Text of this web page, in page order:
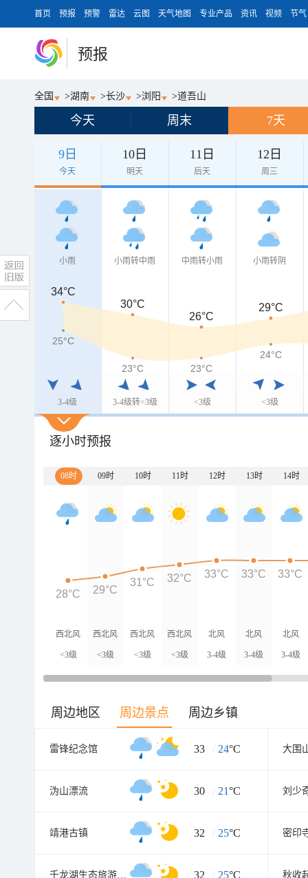
首页 预报 预警 雷达 云图 天气地图 专业产品 资讯 视频 节气
预报
全国 >湖南 >长沙 >浏阳 >道吾山
今天 周末 7天
9日
今天
10日
明天
11日
后天
12日
周三
小雨
3-4级
小雨转中雨
3-4级转<3级
中雨转小雨
<3级
小雨转阴
<3级
34°C
30°C
26°C
29°C
25°C
23°C 23°C
24°C
逐小时预报
08时 09时 10时 11时 12时 13时 14时
西北风
<3级
西北风
<3级
西北风
<3级
西北风
<3级
北风
3-4级
北风
3-4级
北风
3-4级
28°C 29°C
31°C 32°C 33°C 33°C 33°C
周边地区 周边景点 周边乡镇
雷锋纪念馆 33 / 24°C
沩山漂流 30 / 21°C 刘少
靖港古镇 32 / 25°C 密印
千龙湖生态旅游度假村 32 / 25°C